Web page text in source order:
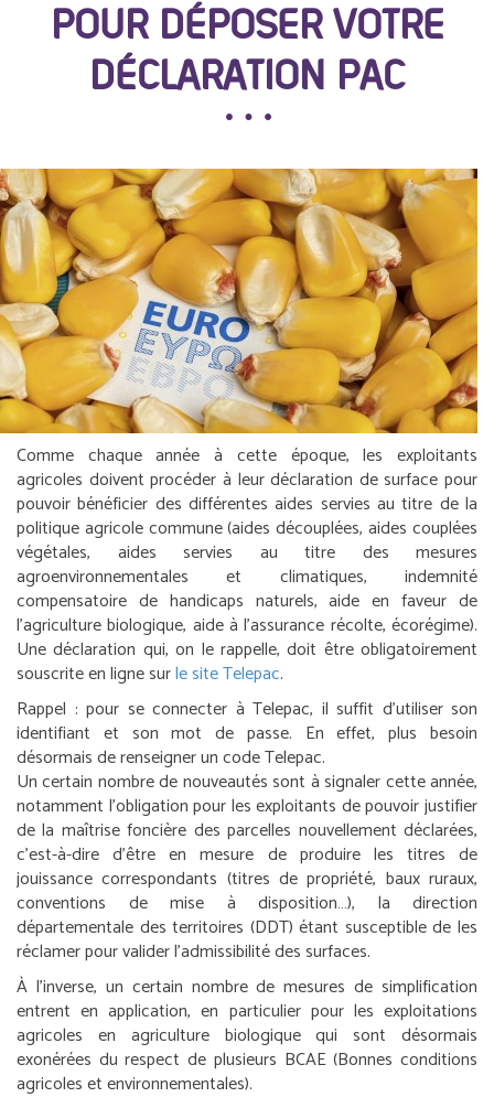
POUR DÉPOSER VOTRE
DÉCLARATION PAC
Comme chaque année à cette époque, les exploitants
agricoles doivent procéder à leur déclaration de surface pour
pouvoir bénéficier des différentes aides servies au titre de la
politique agricole commune (aides découplées, aides couplées
végétales, aides servies au titre des mesures
agroenvironnementales et climatiques, indemnité
compensatoire de handicaps naturels, aide en faveur de
l’agriculture biologique, aide à l’assurance récolte, écorégime).
Une déclaration qui, on le rappelle, doit être obligatoirement
souscrite en ligne surle site Telepac.
Rappel : pour se connecter à Telepac, il suffit d’utiliser son
identifiant et son mot de passe. En effet, plus besoin
désormais de renseigner un code Telepac.
Un certain nombre de nouveautés sont à signaler cette année,
notamment l’obligation pour les exploitants de pouvoir justifier
de la maîtrise foncière des parcelles nouvellement déclarées,
c’est-à-dire d’être en mesure de produire les titres de
jouissance correspondants (titres de propriété, baux ruraux,
conventions de mise à disposition…), la direction
départementale des territoires (DDT) étant susceptible de les
réclamer pour valider l’admissibilité des surfaces.
À l’inverse, un certain nombre de mesures de simplification
entrent en application, en particulier pour les exploitations
agricoles en agriculture biologique qui sont désormais
exonérées du respect de plusieurs BCAE (Bonnes conditions
agricoles et environnementales).